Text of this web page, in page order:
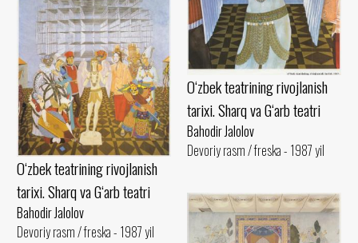
O‘zbek teatrining rivojlanish
tarixi. Sharq va G‘arb teatri
Bahodir Jalolov
Devoriy rasm / freska - 1987 yil
O‘zbek teatrining rivojlanish
tarixi. Sharq va G‘arb teatri
Bahodir Jalolov
Devoriy rasm / freska - 1987 yil